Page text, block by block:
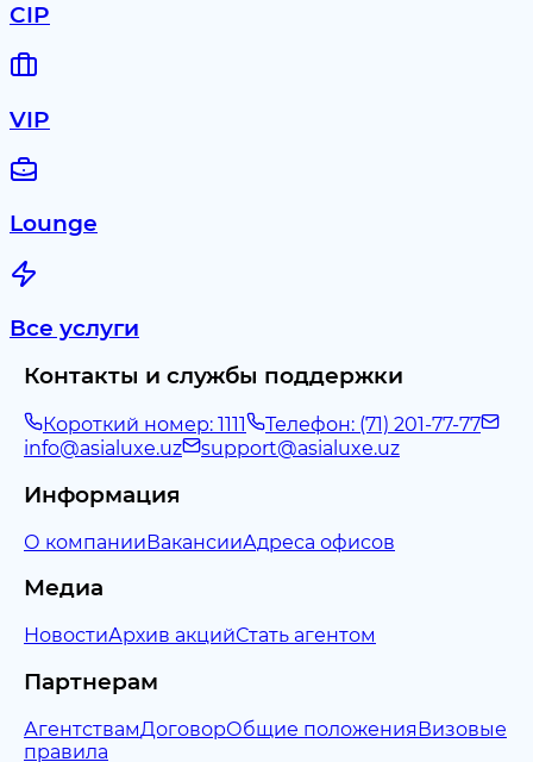
CIP
VIP
Lounge
Все услуги
Контакты и службы поддержки
Короткий номер: 1111
Телефон: (71) 201-77-77
info@asialuxe.uz
support@asialuxe.uz
Информация
О компанииВакансииАдреса офисов
Медиа
НовостиАрхив акцийСтать агентом
Партнерам
АгентствамДоговорОбщие положенияВизовые
правила